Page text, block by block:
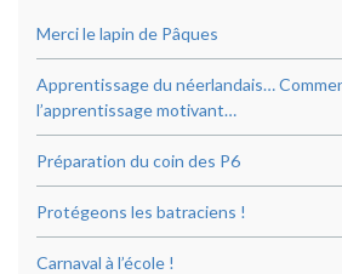
Merci le lapin de Pâques
Apprentissage du néerlandais…
l’apprentissage motivant…
Préparation du coin des P6
Protégeons les batraciens !
Carnaval à l’école !